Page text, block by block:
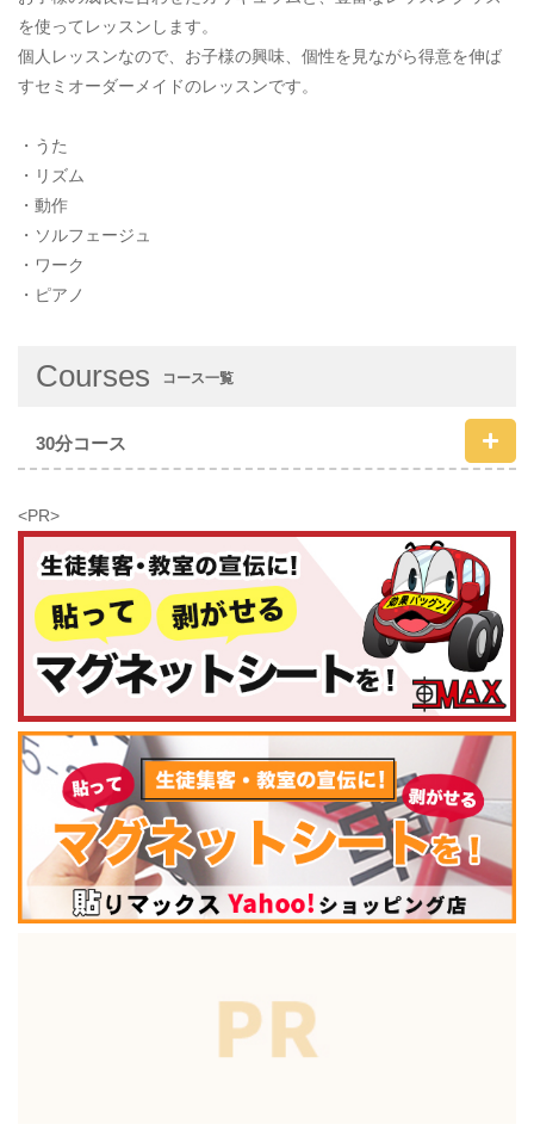
を使ってレッスンします。
個人レッスンなので、お子様の興味、個性を見ながら得意を伸ば
すセミオーダーメイドのレッスンです。
・うた
・リズム
・動作
・ソルフェージュ
・ワーク
・ピアノ
Courses コース一覧
30分コース
<PR>